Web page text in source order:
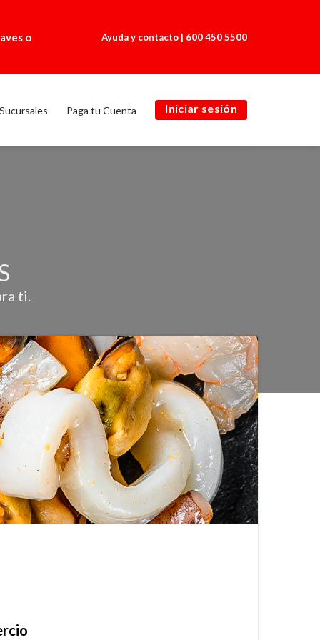
o Ayuda y contacto | 600 450 5500
Sucursales Paga tu Cuenta Iniciar sesión
ti.